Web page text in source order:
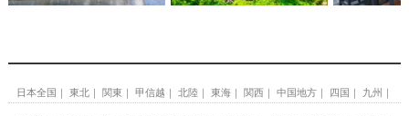
日本全国 東北 関東 甲信越 北陸 東海 関西 中国地方 四国 九州